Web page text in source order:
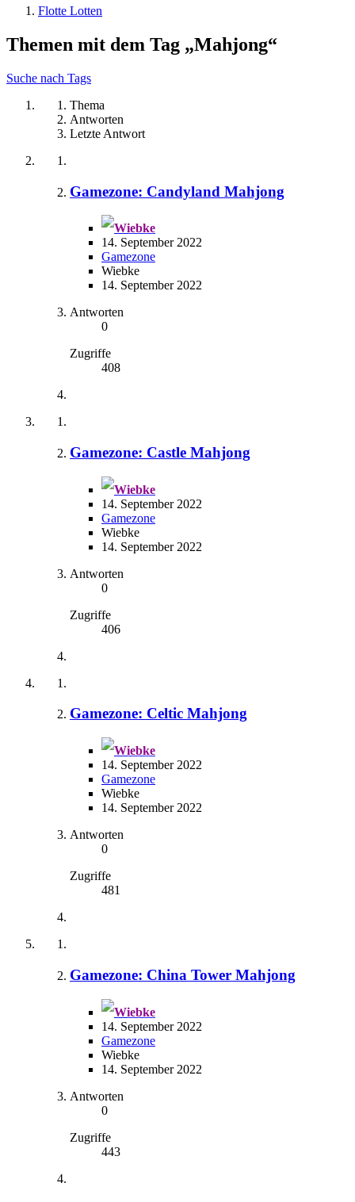
Flotte Lotten
Themen mit dem Tag „Mahjong“
Suche nach Tags
Thema
Antworten
Letzte Antwort
Gamezone: Candyland Mahjong
Wiebke
14. September 2022
Gamezone
Wiebke
14. September 2022
Antworten
0
Zugriffe
408
Gamezone: Castle Mahjong
Wiebke
14. September 2022
Gamezone
Wiebke
14. September 2022
Antworten
0
Zugriffe
406
Gamezone: Celtic Mahjong
Wiebke
14. September 2022
Gamezone
Wiebke
14. September 2022
Antworten
0
Zugriffe
481
Gamezone: China Tower Mahjong
Wiebke
14. September 2022
Gamezone
Wiebke
14. September 2022
Antworten
0
Zugriffe
443